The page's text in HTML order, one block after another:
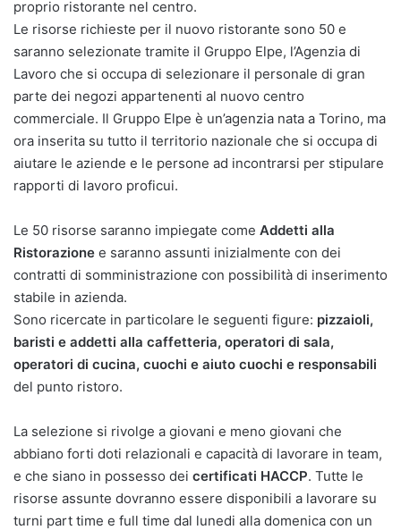
proprio ristorante nel centro.
Le risorse richieste per il nuovo ristorante sono 50 e
saranno selezionate tramite il Gruppo Elpe, l’Agenzia di
Lavoro che si occupa di selezionare il personale di gran
parte dei negozi appartenenti al nuovo centro
commerciale. Il Gruppo Elpe è un’agenzia nata a Torino, ma
ora inserita su tutto il territorio nazionale che si occupa di
aiutare le aziende e le persone ad incontrarsi per stipulare
rapporti di lavoro proficui.
Le 50 risorse saranno impiegate come Addetti alla
Ristorazione e saranno assunti inizialmente con dei
contratti di somministrazione con possibilità di inserimento
stabile in azienda.
Sono ricercate in particolare le seguenti figure: pizzaioli,
baristi e addetti alla caffetteria, operatori di sala,
operatori di cucina, cuochi e aiuto cuochi e responsabili
del punto ristoro.
La selezione si rivolge a giovani e meno giovani che
abbiano forti doti relazionali e capacità di lavorare in team,
e che siano in possesso dei certificati HACCP. Tutte le
risorse assunte dovranno essere disponibili a lavorare su
turni part time e full time dal lunedi alla domenica con un